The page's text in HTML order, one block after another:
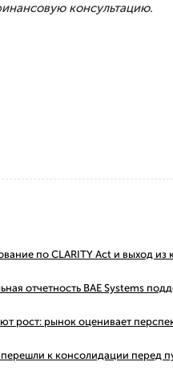
консультацию.
по CLARITY Act и выход из
отчетность BAE Systems
рост: рынок оценивает
перешли к консолидации перед